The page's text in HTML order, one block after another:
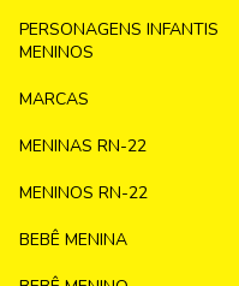
PERSONAGENS INFANTIS
MENINOS
MARCAS
MENINAS RN-22
MENINOS RN-22
BEBÊ MENINA